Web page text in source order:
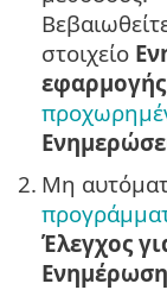
στοιχείο
εφαρμογής
2. Μη
Έλεγχος
Ενημέρωση